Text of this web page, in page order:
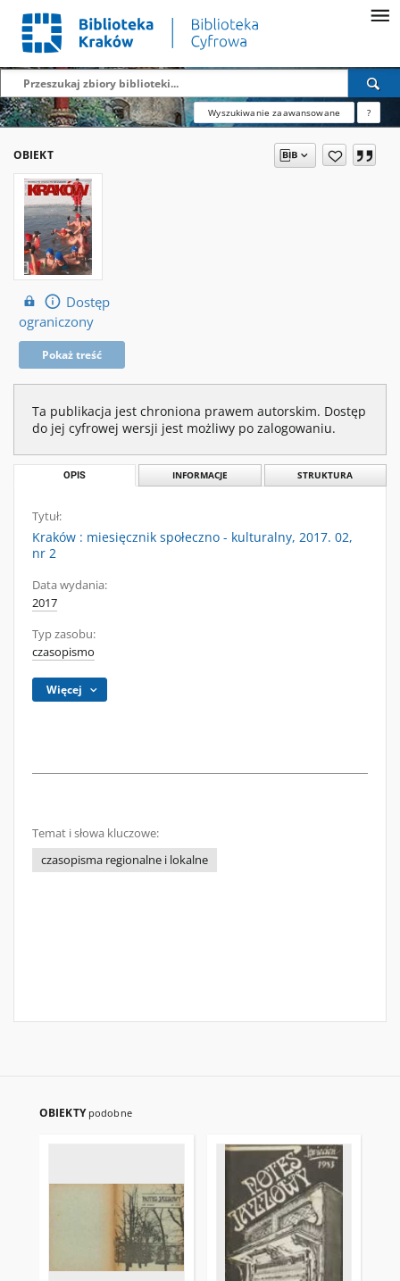
Wyszukiwanie zaawansowane ?
OBIEKT
Dostęp
ograniczony
Pokaż treść
Ta publikacja jest chroniona prawem autorskim. Dostęp
do jej cyfrowej wersji jest możliwy po zalogowaniu.
OPIS INFORMACJE STRUKTURA
Tytuł:
Kraków : miesięcznik społeczno - kulturalny, 2017. 02,
nr 2
Data wydania:
2017
Typ zasobu:
czasopismo
Więcej
Temat i słowa kluczowe:
czasopisma regionalne i lokalne
OBIEKTY podobne